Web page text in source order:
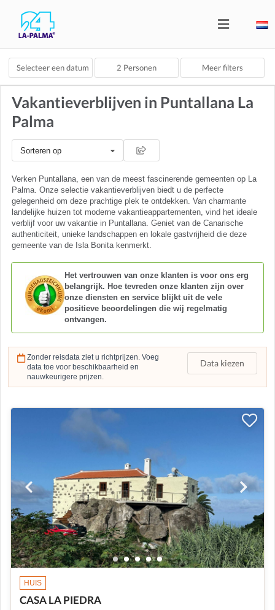
Selecteer een datum 2 Personen Meer filters
Vakantieverblijven in Puntallana La
Palma
Sorteren op
Verken Puntallana, een van de meest fascinerende gemeenten op La
Palma. Onze selectie vakantieverblijven biedt u de perfecte
gelegenheid om deze prachtige plek te ontdekken. Van charmante
landelijke huizen tot moderne vakantieappartementen, vind het ideale
verblijf voor uw vakantie in Puntallana. Geniet van de Canarische
authenticiteit, unieke landschappen en lokale gastvrijheid die deze
gemeente van de Isla Bonita kenmerkt.
Het vertrouwen van onze klanten is voor ons erg
belangrijk. Hoe tevreden onze klanten zijn over
onze diensten en service blijkt uit de vele
positieve beoordelingen die wij regelmatig
ontvangen.
Zonder reisdata ziet u richtprijzen. Voeg
data toe voor beschikbaarheid en
nauwkeurigere prijzen.
Data kiezen
HUIS
CASA LA PIEDRA